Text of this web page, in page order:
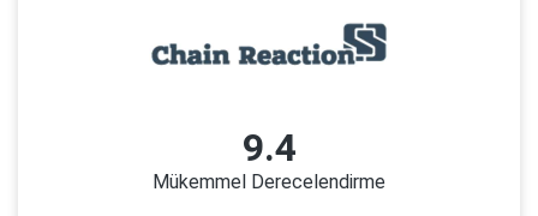
9.4
Mükemmel Derecelendirme